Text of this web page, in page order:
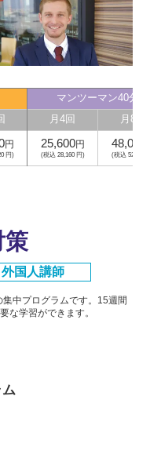
マンツーマン40分
月4回 月8回
円
円)
25,600円
(税込 28,160 円)
48,000
(税込 52,800
外国人講師
中プログラムです。 15週間
な学習ができます。